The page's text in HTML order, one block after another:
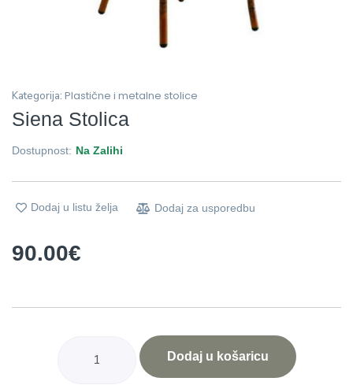
Kategorija: Plastične i metalne stolice
Siena Stolica
Dostupnost: Na Zalihi
Dodaj u listu želja Dodaj za usporedbu
90.00€
Dodaj u košaricu